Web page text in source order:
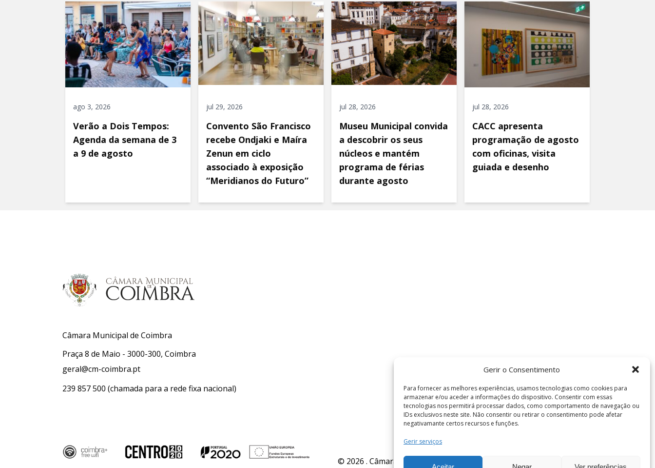
Gerir o Consentimento
Para fornecer as melhores experiências, usamos tecnologias como cookies para
armazenar e/ou aceder a informações do dispositivo. Consentir com essas
tecnologias nos permitirá processar dados, como comportamento de navegação ou
IDs exclusivos neste site. Não consentir ou retirar o consentimento pode afetar
negativamante certos recursos e funções.
Gerir serviços
ago 3, 2026
Verão a Dois Tempos:
Agenda da semana de 3
a 9 de agosto
jul 29, 2026
Convento São Francisco
recebe Ondjaki e Maíra
Zenun em ciclo
associado à exposição
“Meridianos do Futuro”
jul 28, 2026
Museu Municipal convida
a descobrir os seus
núcleos e mantém
programa de férias
durante agosto
jul 28, 2026
CACC apresenta
programação de agosto
com oficinas, visita
guiada e desenho
Câmara Municipal de Coimbra
Praça 8 de Maio - 3000-300, Coimbra
geral@cm-coimbra.pt
239 857 500 (chamada para a rede fixa nacional)
© 2026 . Câmara Municipal de Coimbra . Todos os direitos reservados.